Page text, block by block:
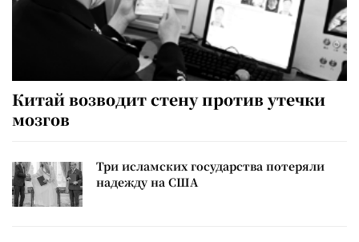
Китай возводит стену против утечки
мозгов
Три исламских государства потеряли
надежду на США